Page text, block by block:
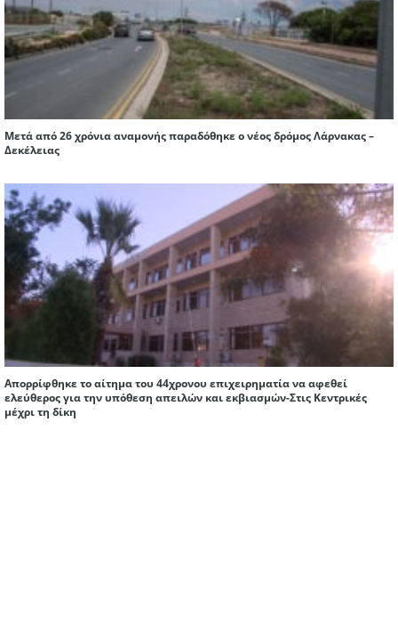
Μετά από 26 χρόνια αναμονής παραδόθηκε ο νέος δρόμος Λάρνακας –
Δεκέλειας
Απορρίφθηκε το αίτημα του 44χρονου επιχειρηματία να αφεθεί
ελεύθερος για την υπόθεση απειλών και εκβιασμών-Στις Κεντρικές
μέχρι τη δίκη